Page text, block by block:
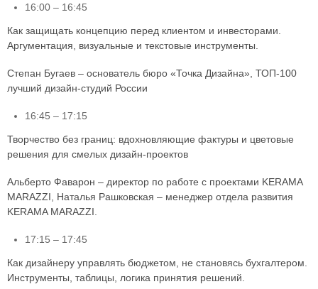
16:00 – 16:45
Как защищать концепцию перед клиентом и инвесторами.
Аргументация, визуальные и текстовые инструменты.
Степан Бугаев – основатель бюро «Точка Дизайна», ТОП-100
лучший дизайн-студий России
16:45 – 17:15
Творчество без границ: вдохновляющие фактуры и цветовые
решения для смелых дизайн-проектов
Альберто Фаварон – директор по работе с проектами KERAMA
MARAZZI, Наталья Рашковская – менеджер отдела развития
KERAMA MARAZZI.
17:15 – 17:45
Как дизайнеру управлять бюджетом, не становясь бухгалтером.
Инструменты, таблицы, логика принятия решений.